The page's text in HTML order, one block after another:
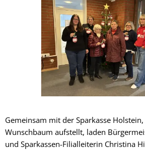
Gemeinsam mit der Sparkasse
Wunschbaum aufstellt, laden
und Sparkassen-Filialleiterin Christina